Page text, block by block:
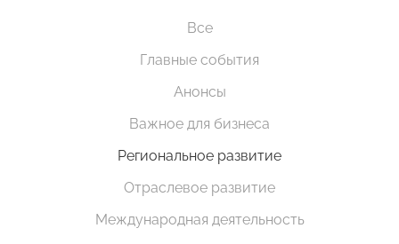
Все
Главные события
Анонсы
Важное для бизнеса
Региональное развитие
Отраслевое развитие
Международная деятельность